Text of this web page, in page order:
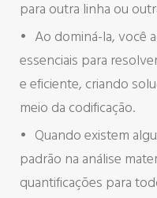
para outra linha ou
Ao dominá-la, você
essenciais para
e eficiente, criando
meio da codificação.
Quando existem
padrão na análise
quantificações para